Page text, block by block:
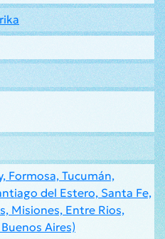
Formosa, Tucumán,
del Estero, Santa Fe,
Misiones, Entre Rios,
Aires)